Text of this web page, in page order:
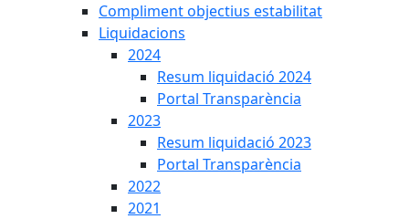
Compliment objectius estabilitat
Liquidacions
2024
Resum liquidació 2024
Portal Transparència
2023
Resum liquidació 2023
Portal Transparència
2022
2021